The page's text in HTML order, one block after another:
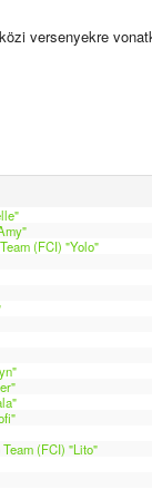
versenyekre
(FCI) "Yolo"
(FCI) "Lito"